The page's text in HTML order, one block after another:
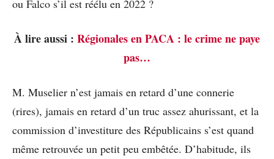
ou Falco s’il est réélu en 2022 ?
À lire aussi : Régionales en PACA : le crime ne paye
pas…
M. Muselier n’est jamais en retard d’une connerie
(rires), jamais en retard d’un truc assez ahurissant, et la
commission d’investiture des Républicains s’est quand
même retrouvée un petit peu embêtée. D’habitude, ils